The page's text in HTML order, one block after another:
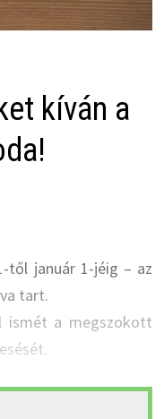
kíván a
től január 1-jéig – az
tart.
ismét a megszokott